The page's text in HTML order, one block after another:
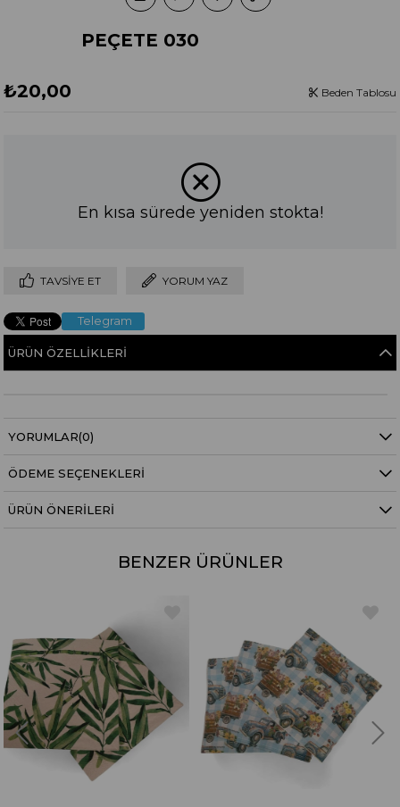
PEÇETE 030
₺20,00 Beden Tablosu
En kısa sürede yeniden stokta!
TAVSIYE ET YORUM YAZ
Telegram
ÜRÜN ÖZELLIKLERI
YORUMLAR(0)
ÖDEME SEÇENEKLERI
ÜRÜN ÖNERILERI
BENZER ÜRÜNLER